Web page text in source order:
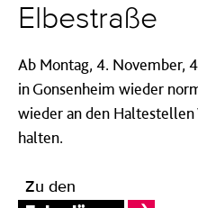
Elbestraße
Ab Montag, 4. November,
in Gonsenheim wieder
wieder an den
halten.
Zu den